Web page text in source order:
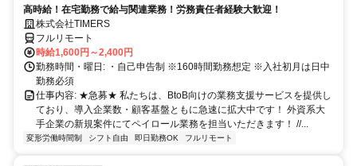
高時給！在宅勤務で給与関連業務！労務責任者経験大歓迎！
株式会社TIMERS
フルリモート
時給1,600円～2,400円
勤務時間・曜日: ・自己申告制 ※160時間勤務想定 ※入社初月は日中
勤務必須
仕事内容: ★急募★ 私たちは、BtoB向けの業務支援サービスを提供し
ており、導入企業数・顧客基盤ともに急速に拡大中です！ 外資系大
手企業の新規案件にてペイロール業務を担当いただきます！ //...
変形労働時間制 シフト自由 即日勤務OK フルリモート